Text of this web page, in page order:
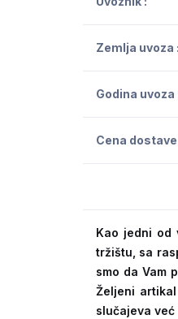
Zemlja uvoza :
Godina uvoza
Cena
Kao jedni od
tržištu, sa
smo da Vam
Željeni
slučajeva